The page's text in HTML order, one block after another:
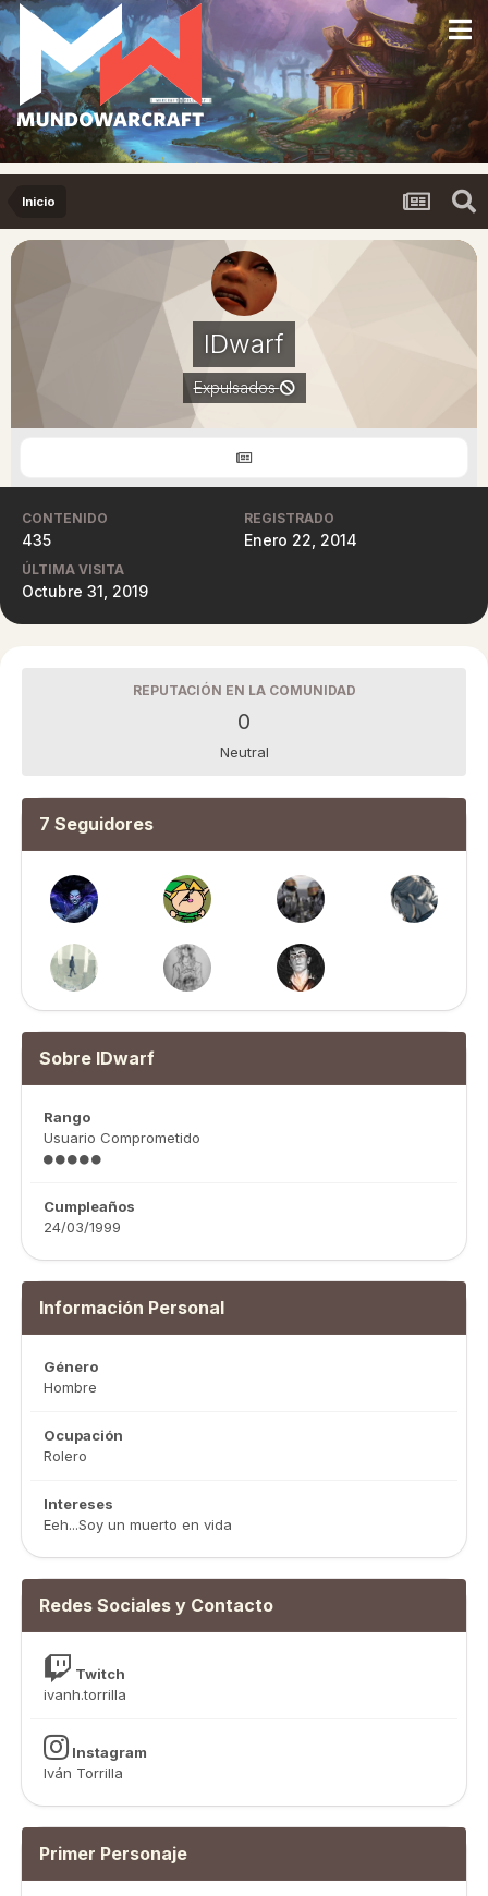
Inicio
IDwarf
Expulsados
CONTENIDO
435
REGISTRADO
Enero 22, 2014
ÚLTIMA VISITA
Octubre 31, 2019
REPUTACIÓN EN LA COMUNIDAD
0
Neutral
7 Seguidores
Sobre IDwarf
Rango
Usuario Comprometido
Cumpleaños
24/03/1999
Información Personal
Género
Hombre
Ocupación
Rolero
Intereses
Eeh...Soy un muerto en vida
Redes Sociales y Contacto
Twitch
ivanh.torrilla
Instagram
Iván Torrilla
Primer Personaje